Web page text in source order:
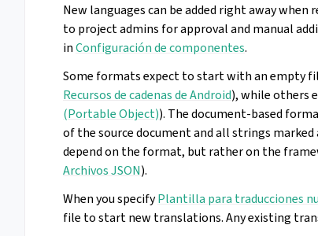
New languages can be added right away
to project admins for approval and manual
inConfiguración de componentes.
Some formats expect to start with an empty
Recursos de cadenas de Android), while others
(Portable Object)). The document-based
of the source document and all strings
depend on the format, but rather on the
Archivos JSON).
When you specifyPlantilla para traducciones
file to start new translations. Any existing